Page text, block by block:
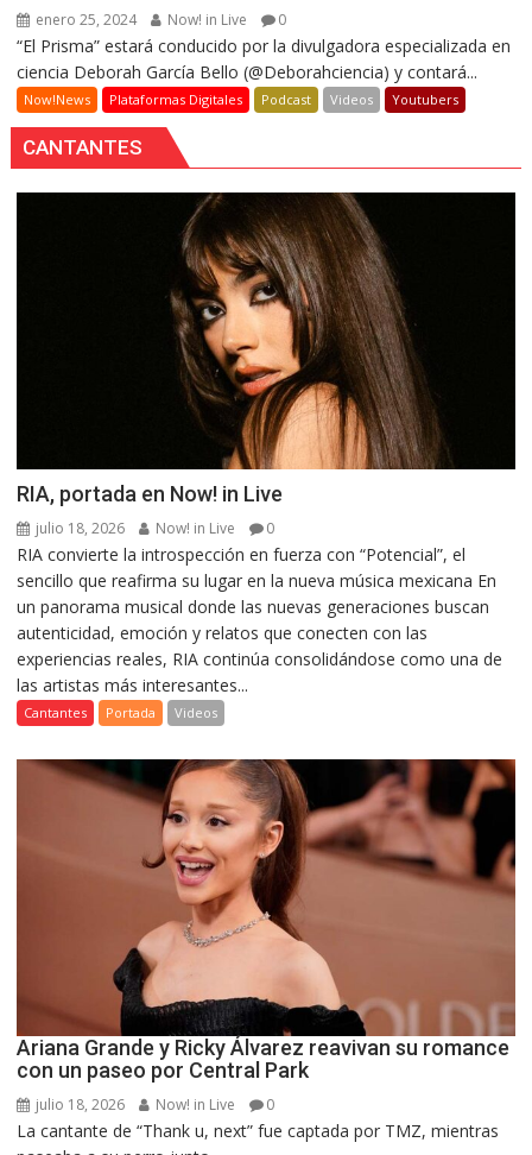
enero 25, 2024 Now! in Live 0
“El Prisma” estará conducido por la divulgadora especializada en
ciencia Deborah García Bello (@Deborahciencia) y contará...
Now!News Plataformas Digitales Podcast Videos Youtubers
CANTANTES
RIA, portada en Now! in Live
julio 18, 2026 Now! in Live 0
RIA convierte la introspección en fuerza con “Potencial”, el
sencillo que reafirma su lugar en la nueva música mexicana En
un panorama musical donde las nuevas generaciones buscan
autenticidad, emoción y relatos que conecten con las
experiencias reales, RIA continúa consolidándose como una de
las artistas más interesantes...
Cantantes Portada Videos
Ariana Grande y Ricky Álvarez reavivan su romance
con un paseo por Central Park
julio 18, 2026 Now! in Live 0
La cantante de “Thank u, next” fue captada por TMZ, mientras